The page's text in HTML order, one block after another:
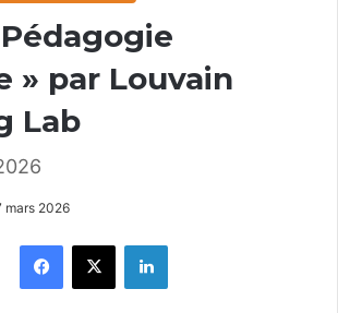
» par Louvain
Lab
mars 2026
Facebook
X Linkedin